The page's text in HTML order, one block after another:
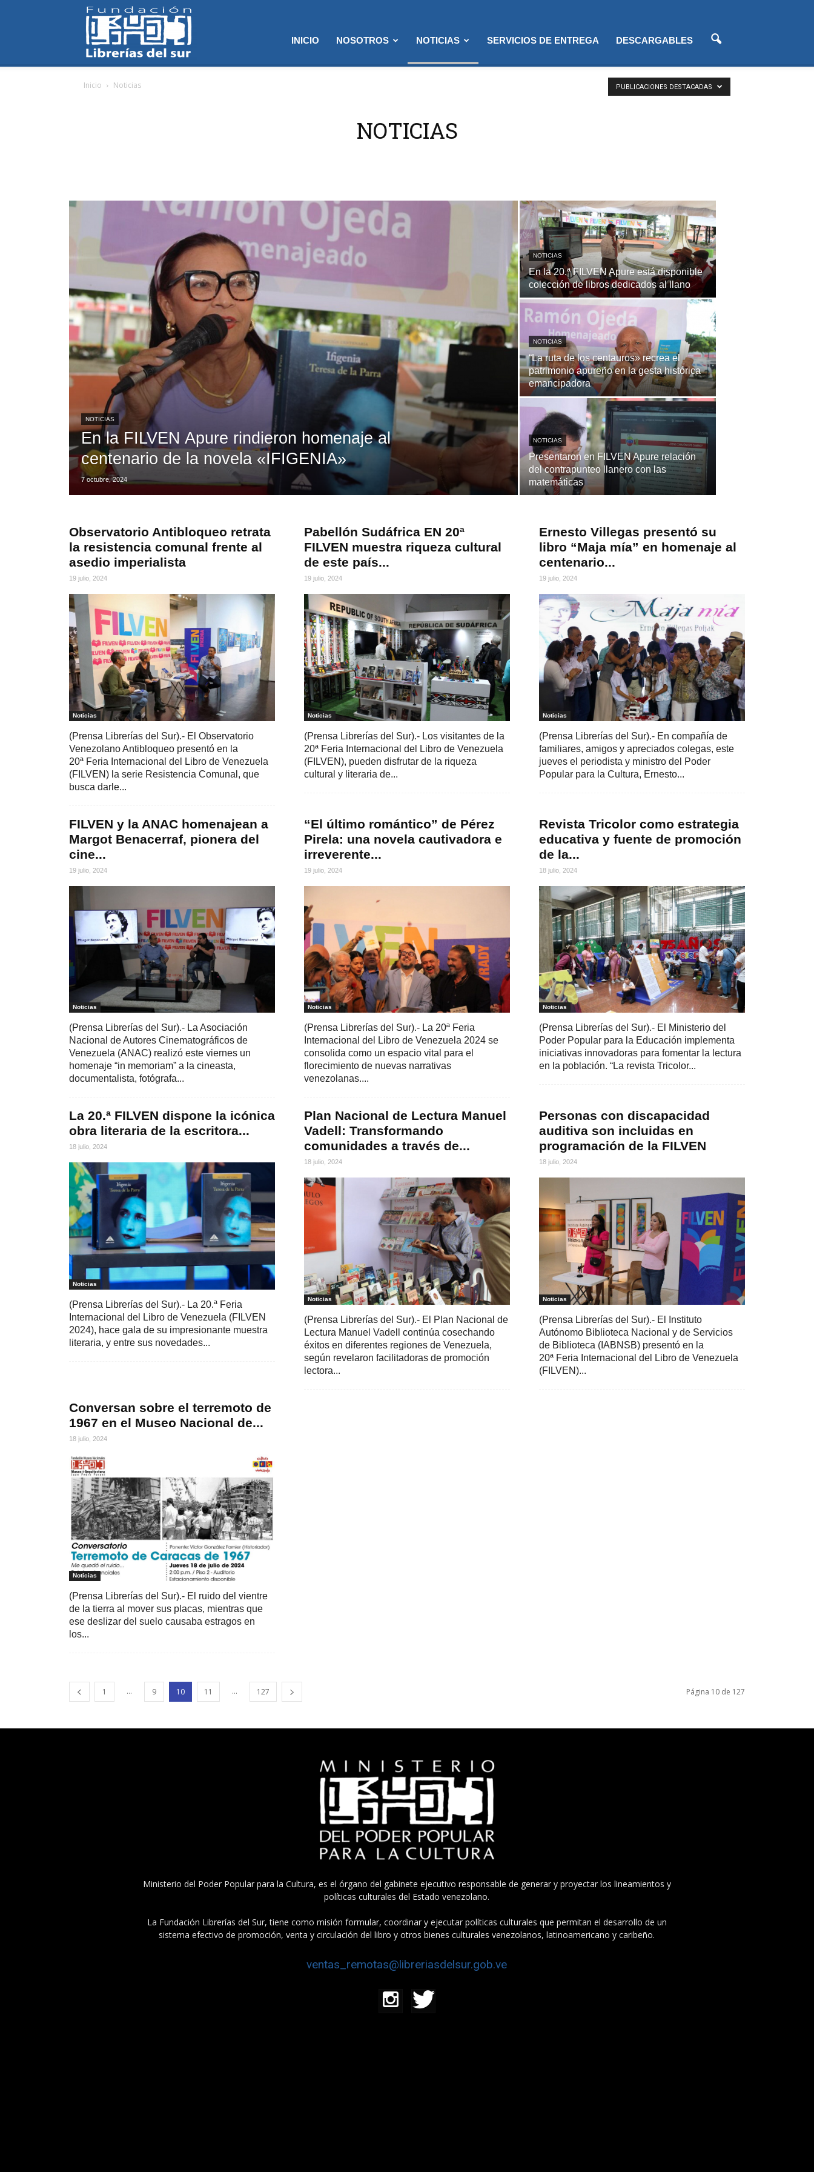
INICIO NOSOTROS NOTICIAS SERVICIOS DE ENTREGA DESCARGABLES
Inicio Noticias
NOTICIAS
PUBLICACIONES DESTACADAS
NOTICIAS
En la FILVEN Apure rindieron homenaje al
centenario de la novela «IFIGENIA»
7 octubre, 2024
NOTICIAS
En la 20.ª FILVEN Apure está disponible
colección de libros dedicados al llano
NOTICIAS
“La ruta de los centauros» recrea el
patrimonio apureño en la gesta histórica
emancipadora
NOTICIAS
Presentaron en FILVEN Apure relación
del contrapunteo llanero con las
matemáticas
Observatorio Antibloqueo retrata
la resistencia comunal frente al
asedio imperialista
19 julio, 2024
Noticias
(Prensa Librerías del Sur).- El Observatorio
Venezolano Antibloqueo presentó en la
20ª Feria Internacional del Libro de Venezuela
(FILVEN) la serie Resistencia Comunal, que
busca darle...
Pabellón Sudáfrica EN 20ª
FILVEN muestra riqueza cultural
de este país...
19 julio, 2024
Noticias
(Prensa Librerías del Sur).- Los visitantes de la
20ª Feria Internacional del Libro de Venezuela
(FILVEN), pueden disfrutar de la riqueza
cultural y literaria de...
Ernesto Villegas presentó su
libro “Maja mía” en homenaje al
centenario...
19 julio, 2024
Noticias
(Prensa Librerías del Sur).- En compañía de
familiares, amigos y apreciados colegas, este
jueves el periodista y ministro del Poder
Popular para la Cultura, Ernesto...
FILVEN y la ANAC homenajean a
Margot Benacerraf, pionera del
cine...
19 julio, 2024
Noticias
(Prensa Librerías del Sur).- La Asociación
Nacional de Autores Cinematográficos de
Venezuela (ANAC) realizó este viernes un
homenaje “in memoriam” a la cineasta,
documentalista, fotógrafa...
“El último romántico” de Pérez
Pirela: una novela cautivadora e
irreverente...
19 julio, 2024
Noticias
(Prensa Librerías del Sur).- La 20ª Feria
Internacional del Libro de Venezuela 2024 se
consolida como un espacio vital para el
florecimiento de nuevas narrativas
venezolanas....
Revista Tricolor como estrategia
educativa y fuente de promoción
de la...
18 julio, 2024
Noticias
(Prensa Librerías del Sur).- El Ministerio del
Poder Popular para la Educación implementa
iniciativas innovadoras para fomentar la lectura
en la población. “La revista Tricolor...
La 20.ª FILVEN dispone la icónica
obra literaria de la escritora...
18 julio, 2024
Noticias
(Prensa Librerías del Sur).- La 20.ª Feria
Internacional del Libro de Venezuela (FILVEN
2024), hace gala de su impresionante muestra
literaria, y entre sus novedades...
Plan Nacional de Lectura Manuel
Vadell: Transformando
comunidades a través de...
18 julio, 2024
Noticias
(Prensa Librerías del Sur).- El Plan Nacional de
Lectura Manuel Vadell continúa cosechando
éxitos en diferentes regiones de Venezuela,
según revelaron facilitadoras de promoción
lectora...
Personas con discapacidad
auditiva son incluidas en
programación de la FILVEN
18 julio, 2024
Noticias
(Prensa Librerías del Sur).- El Instituto
Autónomo Biblioteca Nacional y de Servicios
de Biblioteca (IABNSB) presentó en la
20ª Feria Internacional del Libro de Venezuela
(FILVEN)...
Conversan sobre el terremoto de
1967 en el Museo Nacional de...
18 julio, 2024
Noticias
(Prensa Librerías del Sur).- El ruido del vientre
de la tierra al mover sus placas, mientras que
ese deslizar del suelo causaba estragos en
los...
1 ... 9 10 11 ... 127 Página 10 de 127
Ministerio del Poder Popular para la Cultura, es el órgano del gabinete ejecutivo responsable de generar y proyectar los lineamientos y
políticas culturales del Estado venezolano.
La Fundación Librerías del Sur, tiene como misión formular, coordinar y ejecutar políticas culturales que permitan el desarrollo de un
sistema efectivo de promoción, venta y circulación del libro y otros bienes culturales venezolanos, latinoamericano y caribeño.
ventas_remotas@libreriasdelsur.gob.ve